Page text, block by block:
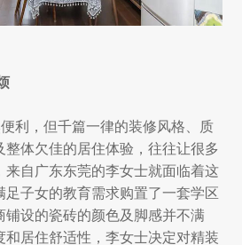
利，但千篇一律的装修风格、质
体欠佳的居住体验，往往让很多
来自广东东莞的李女士就面临着这
子女的教育需求购置了一套学区
设的瓷砖的颜色及脚感并不满
居住舒适性，李女士决定对精装